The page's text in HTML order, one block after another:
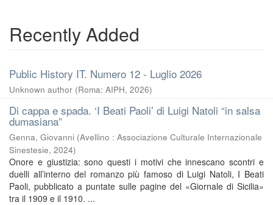
Recently Added
Public History IT. Numero 12 - Luglio 2026
Unknown author (Roma: AIPH, 2026)
Di cappa e spada. ‘I Beati Paoli’ di Luigi Natoli “in salsa
dumasiana”
Genna, Giovanni (Avellino : Associazione Culturale Internazionale
Sinestesie, 2024)
Onore e giustizia: sono questi i motivi che innescano scontri e
duelli all’interno del romanzo più famoso di Luigi Natoli, I Beati
Paoli, pubblicato a puntate sulle pagine del «Giornale di Sicilia»
tra il 1909 e il 1910. ...